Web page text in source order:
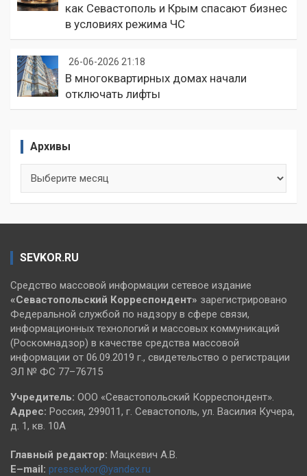
как Севастополь и Крым спасают бизнес
в условиях режима ЧС
26-06-2026 21:18
В многоквартирных домах начали
отключать лифты
Архивы
SEVKOR.RU
Средство массовой информации сетевое издание
«Севастопольский Корреспондент» зарегистрировано
Федеральной службой по надзору в сфере связи,
информационных технологий и массовых коммуникаций
(Роскомнадзор) в качестве средства массовой
информации от 06.09.2019 г., свидетельство о регистрации
ЭЛ № ФС 77–76715
Учредитель: ООО «Севастопольский Корреспондент».
Адрес: Россия, 299011, г. Севастополь, ул. Василия Кучера,
д. 1, кв. 10А
Главный редактор: Мацкевич А.В.
E–mail: pressevkor@yandex.ru